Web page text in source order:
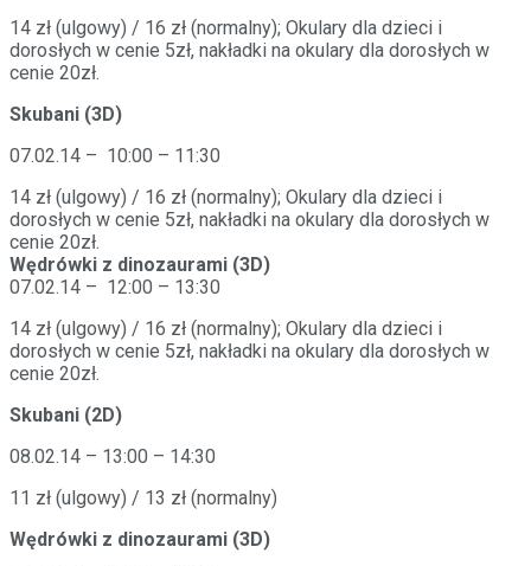
14 zł (ulgowy) / 16 zł (normalny); Okulary dla dzieci i
dorosłych w cenie 5zł, nakładki na okulary dla dorosłych w
cenie 20zł.
Skubani (3D)
07.02.14 – 10:00 – 11:30
14 zł (ulgowy) / 16 zł (normalny); Okulary dla dzieci i
dorosłych w cenie 5zł, nakładki na okulary dla dorosłych w
cenie 20zł.
Wędrówki z dinozaurami (3D)
07.02.14 – 12:00 – 13:30
14 zł (ulgowy) / 16 zł (normalny); Okulary dla dzieci i
dorosłych w cenie 5zł, nakładki na okulary dla dorosłych w
cenie 20zł.
Skubani (2D)
08.02.14 – 13:00 – 14:30
11 zł (ulgowy) / 13 zł (normalny)
Wędrówki z dinozaurami (3D)